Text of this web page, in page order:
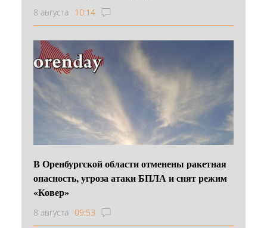
8 августа 10:14
В Оренбургской области отменены ракетная
опасность, угроза атаки БПЛА и снят режим
«Ковер»
8 августа 09:53